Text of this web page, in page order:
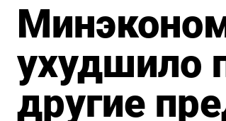
ухудшило
другие